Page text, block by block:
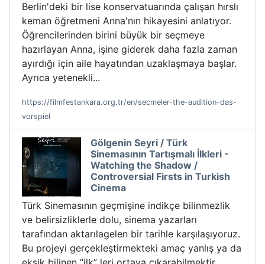
Berlin'deki bir lise konservatuarında çalışan hırslı
keman öğretmeni Anna'nın hikayesini anlatıyor.
Öğrencilerinden birini büyük bir seçmeye
hazırlayan Anna, işine giderek daha fazla zaman
ayırdığı için aile hayatından uzaklaşmaya başlar.
Ayrıca yetenekli...
https://filmfestankara.org.tr/en/secmeler-the-audition-das-
vorspiel
Gölgenin Seyri / Türk
Sinemasının Tartışmalı İlkleri -
Watching the Shadow /
Controversial Firsts in Turkish
Cinema
Türk Sinemasının geçmişine indikçe bilinmezlik
ve belirsizliklerle dolu, sinema yazarları
tarafından aktarılagelen bir tarihle karşılaşıyoruz.
Bu projeyi gerçekleştirmekteki amaç yanlış ya da